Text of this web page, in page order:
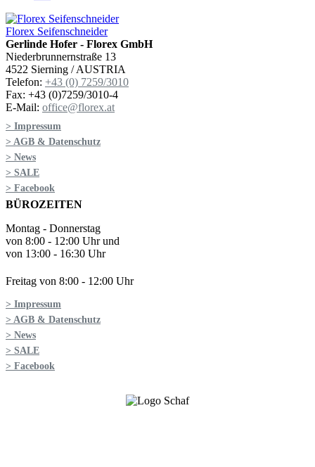
Florex Seifenschneider
Gerlinde Hofer - Florex GmbH
Niederbrunnernstraße 13
4522 Sierning / AUSTRIA
Telefon: +43 (0) 7259/3010
Fax: +43 (0)7259/3010-4
E-Mail: office@florex.at
> Impressum
> AGB & Datenschutz
> News
> SALE
> Facebook
BÜROZEITEN
Montag - Donnerstag
von 8:00 - 12:00 Uhr und
von 13:00 - 16:30 Uhr
Freitag von 8:00 - 12:00 Uhr
> Impressum
> AGB & Datenschutz
> News
> SALE
> Facebook